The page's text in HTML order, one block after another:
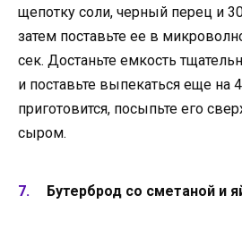
щепотку соли, черный перец и
затем поставьте ее в
сек. Достаньте емкость
и поставьте выпекаться еще на
приготовится, посыпьте его
сыром.
Бутерброд со сметаной и